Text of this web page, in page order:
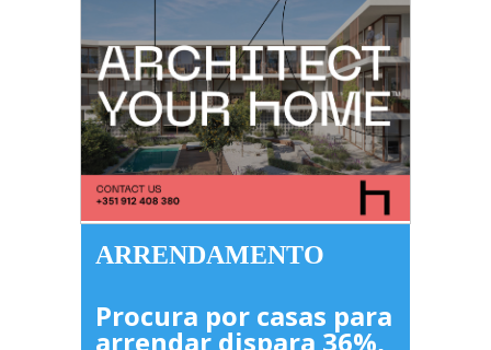
ARRENDAMENTO
Procura por casas para
arrendar dispara 36%,